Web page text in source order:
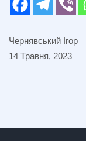
Чернявський Ігор
14 Травня, 2023